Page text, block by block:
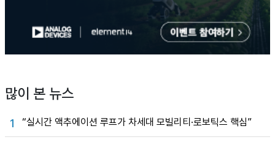
많이 본 뉴스
1 “실시간 액추에이션 루프가 차세대 모빌리티·로보틱스 핵심”